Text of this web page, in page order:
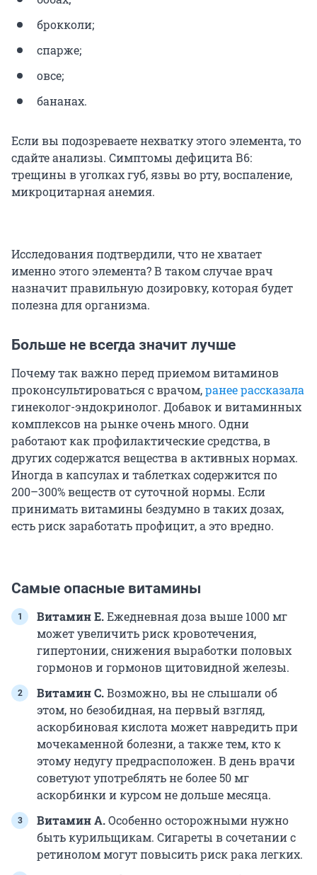
брокколи;
спарже;
овсе;
бананах.
Если вы подозреваете нехватку этого элемента, то
сдайте анализы. Симптомы дефицита В6:
трещины в уголках губ, язвы во рту, воспаление,
микроцитарная анемия.
Исследования подтвердили, что не хватает
именно этого элемента? В таком случае врач
назначит правильную дозировку, которая будет
полезна для организма.
Больше не всегда значит лучше
Почему так важно перед приемом витаминов
проконсультироваться с врачом,ранее рассказала
гинеколог-эндокринолог. Добавок и витаминных
комплексов на рынке очень много. Одни
работают как профилактические средства, в
других содержатся вещества в активных нормах.
Иногда в капсулах и таблетках содержится по
200–300% веществ от суточной нормы. Если
принимать витамины бездумно в таких дозах,
есть риск заработать профицит, а это вредно.
Самые опасные витамины
Витамин Е.Ежедневная доза выше 1000 мг
может увеличить риск кровотечения,
гипертонии, снижения выработки половых
гормонов и гормонов щитовидной железы.
Витамин С.Возможно, вы не слышали об
этом, но безобидная, на первый взгляд,
аскорбиновая кислота может навредить при
мочекаменной болезни, а также тем, кто к
этому недугу предрасположен. В день врачи
советуют употреблять не более 50 мг
аскорбинки и курсом не дольше месяца.
Витамин А.Особенно осторожными нужно
быть курильщикам. Сигареты в сочетании с
ретинолом могут повысить риск рака легких.